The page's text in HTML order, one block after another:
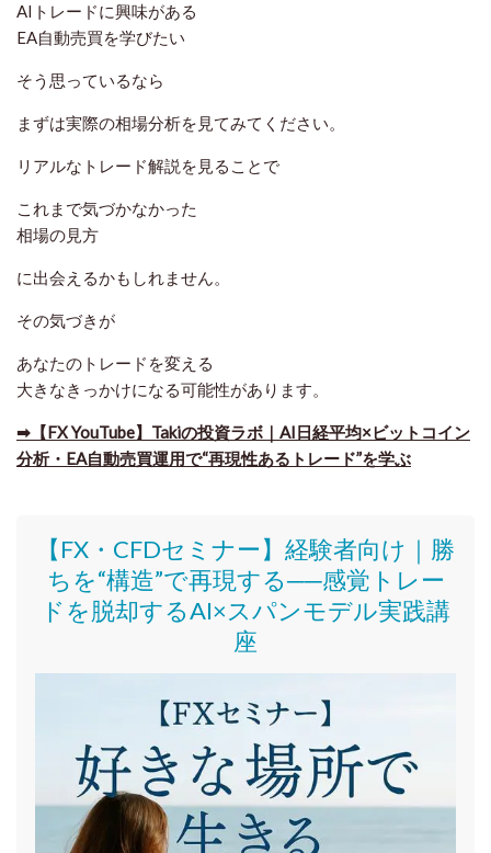
AIトレードに興味がある
EA自動売買を学びたい
そう思っているなら
まずは実際の相場分析を見てみてください。
リアルなトレード解説を見ることで
これまで気づかなかった
相場の見方
に出会えるかもしれません。
その気づきが
あなたのトレードを変える
大きなきっかけになる可能性があります。
➡​【FX YouTube】Takiの投資ラボ｜AI日経平均×ビットコイン
分析・EA自動売買運用で“再現性あるトレード”を学ぶ
【FX・CFDセミナー】 経験者向け｜ 勝
ちを“構造”で再現する──感覚トレー
ドを脱却するAI×スパンモデル実践講
座